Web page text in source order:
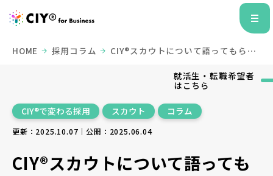
HOME 採用コラム
CIY®スカウトについて語ってもらい
就活生・転職希望者
はこちら
CIY®で変わる採用 スカウト コラム
更新：2025.10.07｜公開：2025.06.04
CIY®スカウトについて語っても